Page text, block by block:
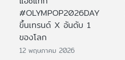
#OLYMPOP2026DAY
ขึ้นเทรนด์ X อันดับ 1
ของโลก
12 พฤษภาคม 2026